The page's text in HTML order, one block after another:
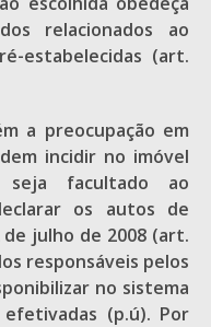
relacionados ao
estabelecidas (art.
a preocupação em
incidir no imóvel
facultado ao
os autos de
julho de 2008 (art.
responsáveis pelos
no sistema
(p.ú). Por